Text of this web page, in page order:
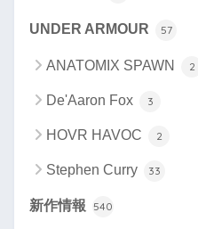
UNDER ARMOUR 57
ANATOMIX SPAWN 2
De'Aaron Fox 3
HOVR HAVOC 2
Stephen Curry 33
新作情報 540